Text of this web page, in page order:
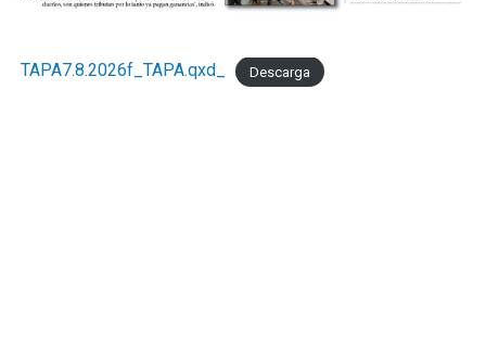
TAPA7.8.2026f_TAPA.qxd_ Descarga